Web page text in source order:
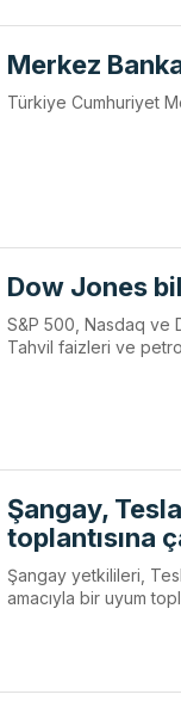
Merkez
Türkiye Cumhuriyet
Dow Jones
S&P 500, Nasdaq ve
Tahvil faizleri ve
Şangay,
toplantısına
Şangay yetkilileri,
amacıyla bir uyum